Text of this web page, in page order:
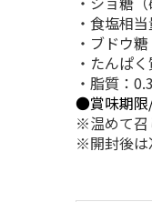
・食塩相
・ブドウ
・たんぱ
・脂質：
●賞味期限
※温めて召
※開封後は